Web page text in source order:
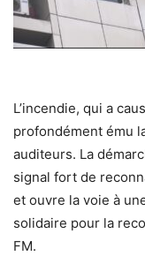
L’incendie, qui a
profondément ému
auditeurs. La
signal fort de
et ouvre la voie à
solidaire pour la
FM.